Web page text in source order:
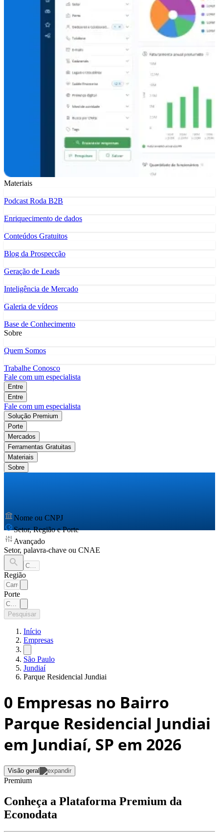
Materiais
Podcast Roda B2B
Enriquecimento de dados
Conteúdos Gratuitos
Blog da Prospecção
Geração de Leads
Inteligência de Mercado
Galeria de vídeos
Base de Conhecimento
Sobre
Quem Somos
Trabalhe Conosco
Fale com um especialista
Entre
Entre
Fale com um especialista
Solução Premium
Porte
Mercados
Ferramentas Gratuitas
Materiais
Sobre
Nome ou CNPJ
Setor, Região e Porte
Avançado
Setor, palavra-chave ou CNAE
Região
Porte
Pesquisar
Início
Empresas
São Paulo
Jundiaí
Parque Residencial Jundiai
0 Empresas no Bairro
Parque Residencial Jundiai
em Jundiaí, SP em 2026
Visão geral
Premium
Conheça a Plataforma Premium da
Econodata